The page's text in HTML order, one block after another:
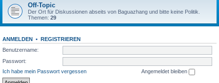
Off-Topic
Der Ort für Diskussionen abseits von Baguazhang und bitte keine Politik.
Themen: 29
ANMELDEN • REGISTRIEREN
Benutzername:
Passwort:
Ich habe mein Passwort vergessen
Angemeldet bleiben